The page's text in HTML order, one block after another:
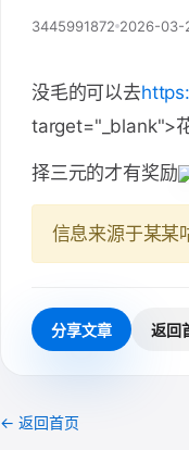
3445991872 2026-03-
没毛的可以去
target="_blank">
择三元的才有奖励
信息来源于某某
分享文章 返回
← 返回首页